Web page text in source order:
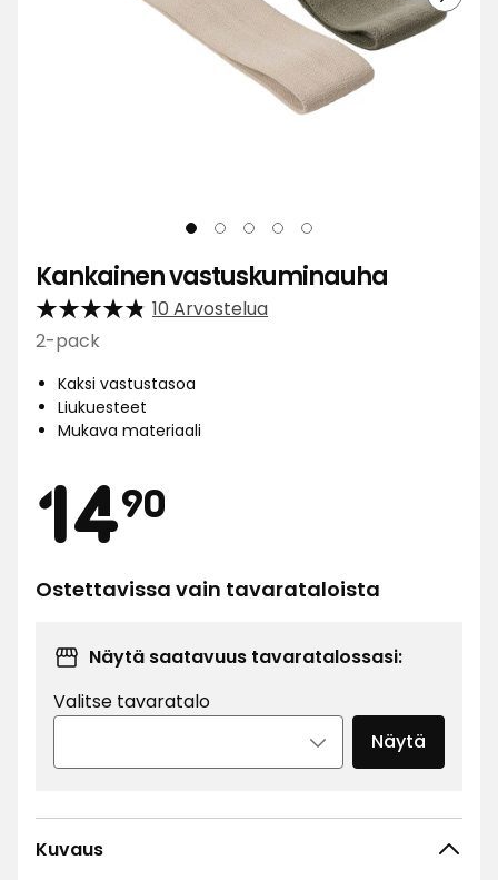
Kankainen vastuskuminauha
10 Arvostelua
2-pack
Kaksi vastustasoa
Liukuesteet
Mukava materiaali
Hinta
1490
€
Ostettavissa vain tavarataloista
Näytä saatavuus tavaratalossasi:
Valitse tavaratalo
Näytä
Kuvaus